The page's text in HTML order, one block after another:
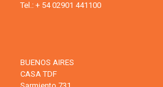
Tel.: + 54 02901 441100
BUENOS AIRES
CASA TDF